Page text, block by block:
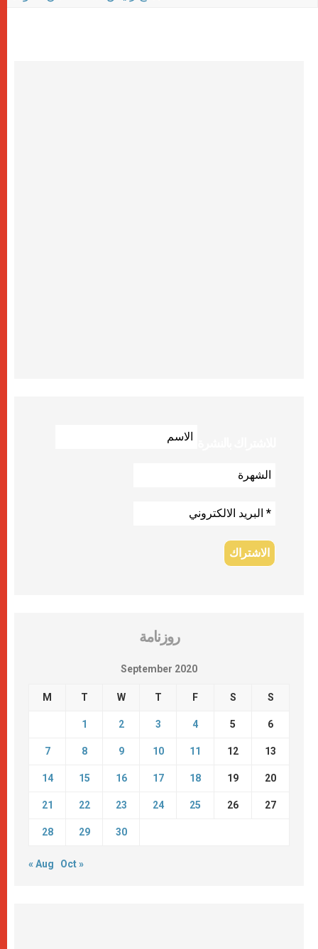
روزنامة
September 2020
M T W T F S S
1 2 3 4 5 6
7 8 9 10 11 12 13
14 15 16 17 18 19 20
21 22 23 24 25 26 27
28 29 30
« Aug Oct »